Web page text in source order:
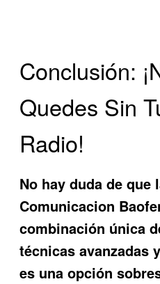
Conclusión:
Quedes Sin
Radio!
No hay duda de que
Comunicacion
combinación única
técnicas avanzadas
es una opción